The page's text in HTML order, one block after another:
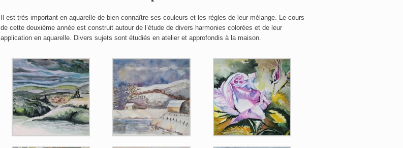
Il est très important en aquarelle de bien connaître ses couleurs et les règles de leur mélange. Le cours
de cette deuxième année est construit autour de l’étude de divers harmonies colorées et de leur
application en aquarelle. Divers sujets sont étudiés en atelier et approfondis à la maison.